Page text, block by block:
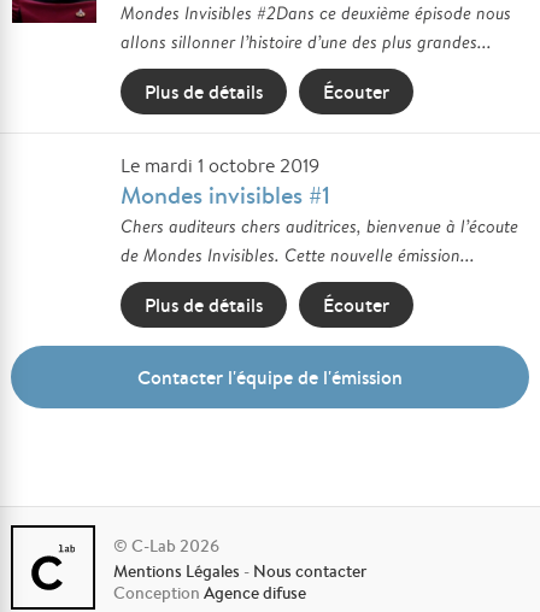
Mondes Invisibles #2Dans ce deuxième épisode nous
allons sillonner l’histoire d’une des plus grandes...
Plus de détails Écouter
Le mardi 1 octobre 2019
Mondes invisibles #1
Chers auditeurs chers auditrices, bienvenue à l’écoute
de Mondes Invisibles. Cette nouvelle émission...
Plus de détails Écouter
Contacter l'équipe de l'émission
© C-Lab 2026
Mentions Légales - Nous contacter
ConceptionAgence difuse